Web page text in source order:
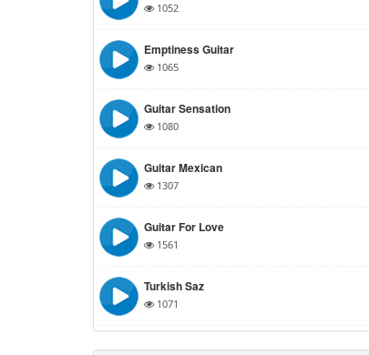
1052
Emptiness Guitar
1065
Guitar Sensation
1080
Guitar Mexican
1307
Guitar For Love
1561
Turkish Saz
1071